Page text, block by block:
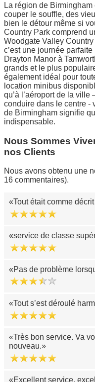
La région de
couper le souffle, des
bien le détour même si
Country Park comprend
Woodgate Valley
c’est une journée
Drayton Manor à
grands et le plus
également idéal pour
location minibus
qu’à l’aéroport de la
conduire dans le centre -
de Birmingham signifie
indispensable.
Nous Sommes
nos Clients
Nous avons obtenu une
16 commentaires).
Tout était comme
service de classe
Pas de problème
Tout s’est déroulé
Très bon service. Va
nouveau.
Excellent service,